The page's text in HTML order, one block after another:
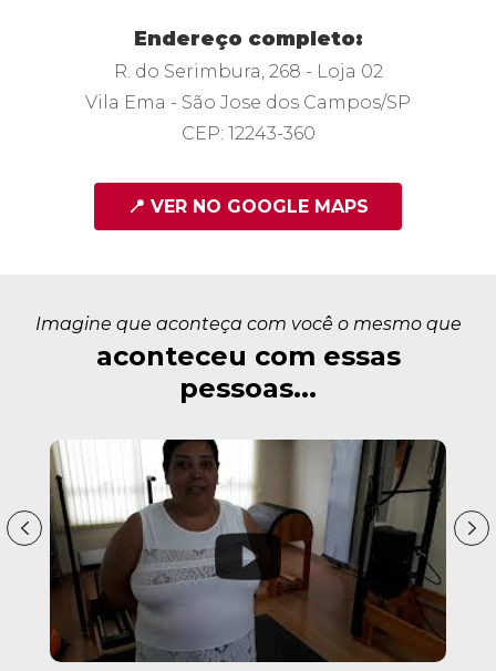
Endereço completo:
R. do Serimbura, 268 - Loja 02
Vila Ema - São Jose dos Campos/SP
CEP: 12243-360
📍 VER NO GOOGLE MAPS
Imagine que aconteça com você o mesmo que
aconteceu com essas
pessoas...